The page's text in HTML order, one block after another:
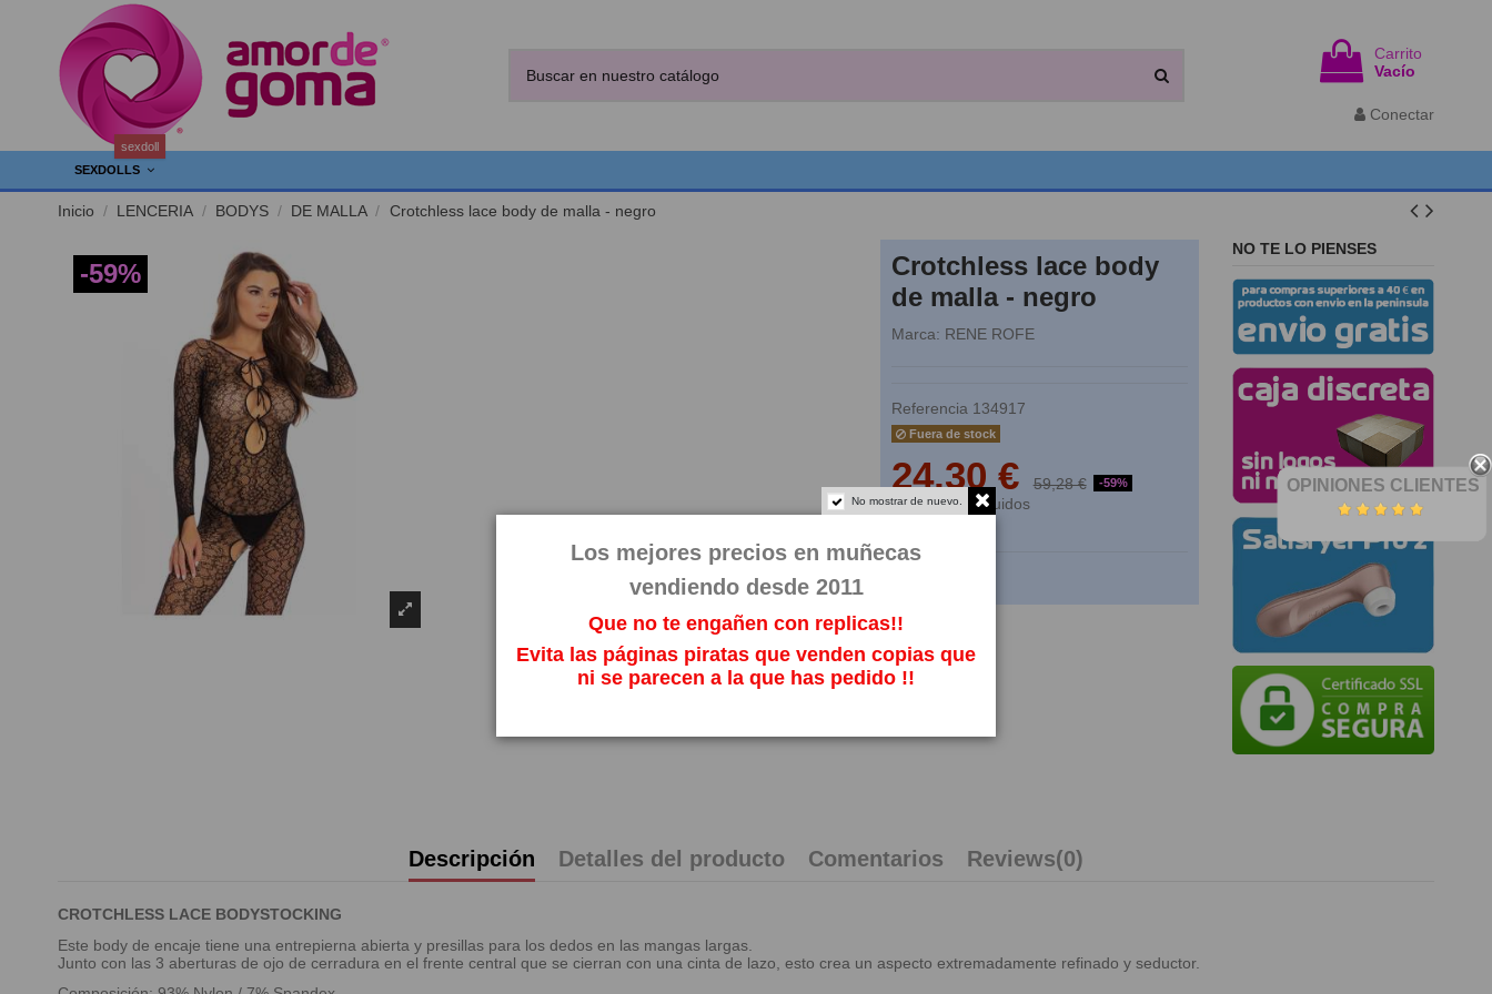
Carrito
Vacío
Conectar
SEXDOLLS
sexdoll
Inicio LENCERIA BODYS DE MALLA Crotchless lace body de malla - negro
-59%
Crotchless lace body
de malla - negro
Marca: RENE ROFE
Referencia 134917
Fuera de stock
24,30 € 59,28 € -59%
Impuestos incluidos
NO TE LO PIENSES
Descripción Detalles del producto Comentarios Reviews(0)
CROTCHLESS LACE BODYSTOCKING
Este body de encaje tiene una entrepierna abierta y presillas para los dedos en las mangas largas.
Junto con las 3 aberturas de ojo de cerradura en el frente central que se cierran con una cinta de lazo, esto crea un aspecto extremadamente refinado y seductor.
OPINIONES CLIENTES
No mostrar de nuevo.
Los mejores precios en muñecas
vendiendo desde 2011
Que no te engañen con replicas!!
Evita las páginas piratas que venden copias que
ni se parecen a la que has pedido !!